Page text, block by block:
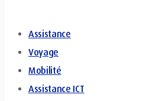
Assistance
Voyage
Mobilité
Assistance ICT